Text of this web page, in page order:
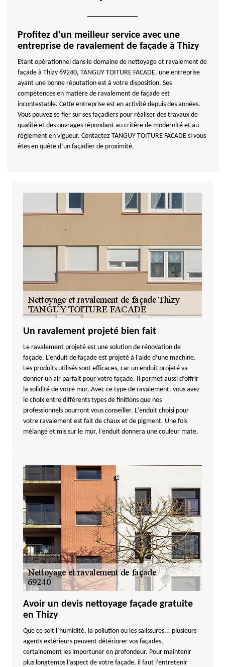
Profitez d’un meilleur service avec une
entreprise de ravalement de façade à Thizy
Etant opérationnel dans le domaine de nettoyage et ravalement de
façade à Thizy 69240, TANGUY TOITURE FACADE, une entreprise
ayant une bonne réputation est à votre disposition. Ses
compétences en matière de ravalement de façade est
incontestable. Cette entreprise est en activité depuis des années.
Vous pouvez se fier sur ses façadiers pour réaliser des travaux de
qualité et des ouvrages répondant au critère de modernité et au
règlement en vigueur. Contactez TANGUY TOITURE FACADE si vous
êtes en quête d’un façadier de proximité.
Un ravalement projeté bien fait
Le ravalement projeté est une solution de rénovation de
façade. L’enduit de façade est projeté à l’aide d’une machine.
Les produits utilisés sont efficaces, car un enduit projeté va
donner un air parfait pour votre façade. Il permet aussi d’offrir
la solidité de votre mur. Avec ce type de ravalement, vous avez
le choix entre différents types de finitions que nos
professionnels pourront vous conseiller. L'enduit choisi pour
votre ravalement est fait de chaux et de pigment. Une fois
mélangé et mis sur le mur, l'enduit donnera une couleur mate.
Avoir un devis nettoyage façade gratuite
en Thizy
Que ce soit l’humidité, la pollution ou les salissures... plusieurs
agents extérieurs peuvent détériorer vos façades,
certainement les importuner en profondeur. Pour maintenir
plus longtemps l’aspect de votre façade, il faut l’entretenir